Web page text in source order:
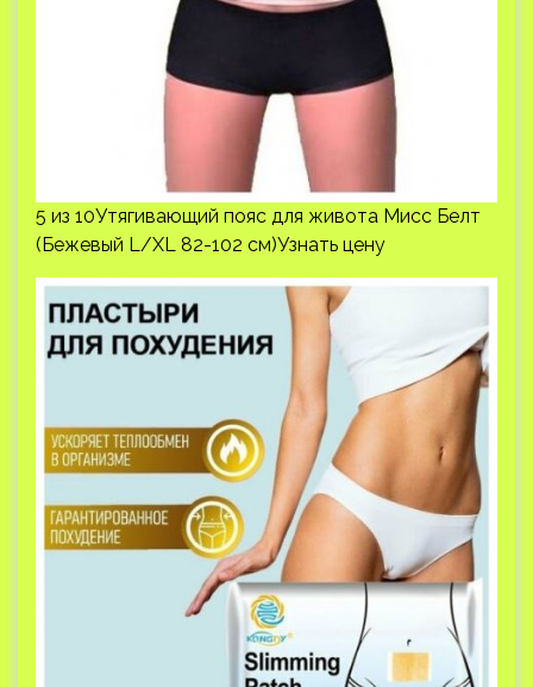
5 из 10Утягивающий пояс для живота Мисс Белт
(Бежевый L/XL 82-102 см)Узнать цену